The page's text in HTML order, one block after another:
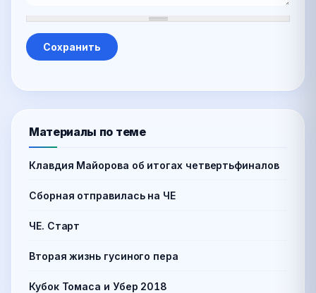
Материалы по теме
Клавдия Майорова об итогах четвертьфиналов
Сборная отправилась на ЧЕ
ЧЕ. Старт
Вторая жизнь гусиного пера
Кубок Томаса и Убер 2018